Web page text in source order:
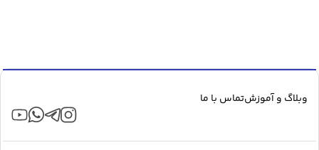
وبلاگ و آموزشتماس با ما